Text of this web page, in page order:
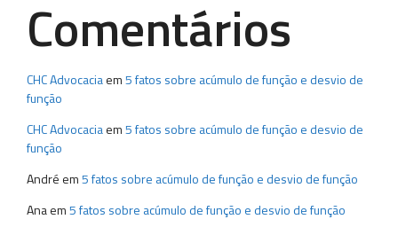
Comentários
CHC Advocaciaem5 fatos sobre acúmulo de função e desvio de
função
CHC Advocaciaem5 fatos sobre acúmulo de função e desvio de
função
André em5 fatos sobre acúmulo de função e desvio de função
Anaem5 fatos sobre acúmulo de função e desvio de função